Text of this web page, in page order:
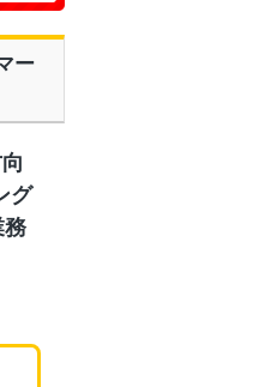
ー
グ
務